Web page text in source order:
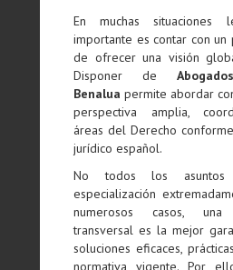
En muchas situaciones
importante es contar con un
de ofrecer una visión
Disponer de
Benalua permite abordar
perspectiva amplia,
áreas del Derecho
jurídico español.
No todos los asuntos
especialización
numerosos casos,
transversal es la mejor
soluciones eficaces,
normativa vigente. Por